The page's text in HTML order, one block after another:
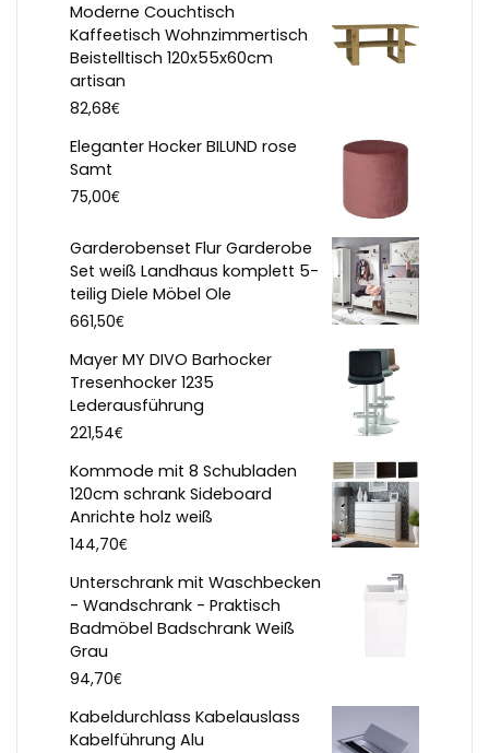
Moderne Couchtisch
Kaffeetisch Wohnzimmertisch
Beistelltisch 120x55x60cm
artisan
82,68€
Eleganter Hocker BILUND rose
Samt
75,00€
Garderobenset Flur Garderobe
Set weiß Landhaus komplett 5-
teilig Diele Möbel Ole
661,50€
Mayer MY DIVO Barhocker
Tresenhocker 1235
Lederausführung
221,54€
Kommode mit 8 Schubladen
120cm schrank Sideboard
Anrichte holz weiß
144,70€
Unterschrank mit Waschbecken
- Wandschrank - Praktisch
Badmöbel Badschrank Weiß
Grau
94,70€
Kabeldurchlass Kabelauslass
Kabelführung Alu